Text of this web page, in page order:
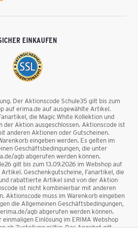
EINKAUFEN
Der Aktionscode Schule35 gilt bis zum
auf erima.de auf ausgewählte Artikel.
die Magic White Kollektion und
Aktion ausgeschlossen. Aktionscode ist
anderen Aktionen oder Gutscheinen.
eingeben werden. Es gelten im
Geschäftsbedingungen, die unter
agb abgerufen werden können.
gilt bis zum 13.09.2026 im Webshop auf
Geschenkgutscheine, Fanartikel, die
rabattierte Artikel sind von der Aktion
ist nicht kombinierbar mit anderen
Aktionscode muss im Warenkorb eingeben
die Allgemeinen Geschäftsbedingungen,
agb abgerufen werden können.
Einlösung im ERIMA Webshop
ab Zustellung gültig. Das Angebot gilt